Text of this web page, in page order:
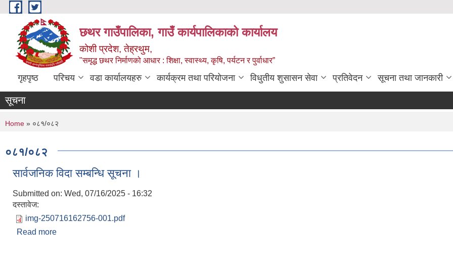
Skip to main content
छथर गाउँपालिका, गाउँ कार्यपालिकाको कार्यालय
कोशी प्रदेश, तेह्रथुम,
"समृद्ध छथर निर्माणको आधार : शिक्षा, स्वास्थ्य, कृषि, पर्यटन र पुर्वाधार”
गृहपृष्ठ परिचय वडा कार्यालयहरु कार्यक्रम तथा परियोजना विधुतीय शुसासन सेवा प्रतिवेदन सूचना तथा जानकारी
सूचना
You are here
Home » ०८१/०८२
०८१/०८२
सार्वजनिक विदा सम्बन्धि सूचना ।
Submitted on: Wed, 07/16/2025 - 16:32
दस्तावेज:
img-250716162756-001.pdf
Read more